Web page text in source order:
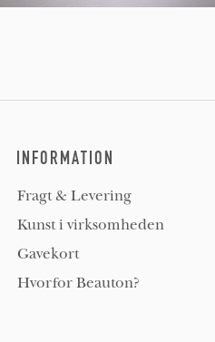
INFORMATION
Fragt & Levering
Kunst i virksomheden
Gavekort
Hvorfor Beauton?